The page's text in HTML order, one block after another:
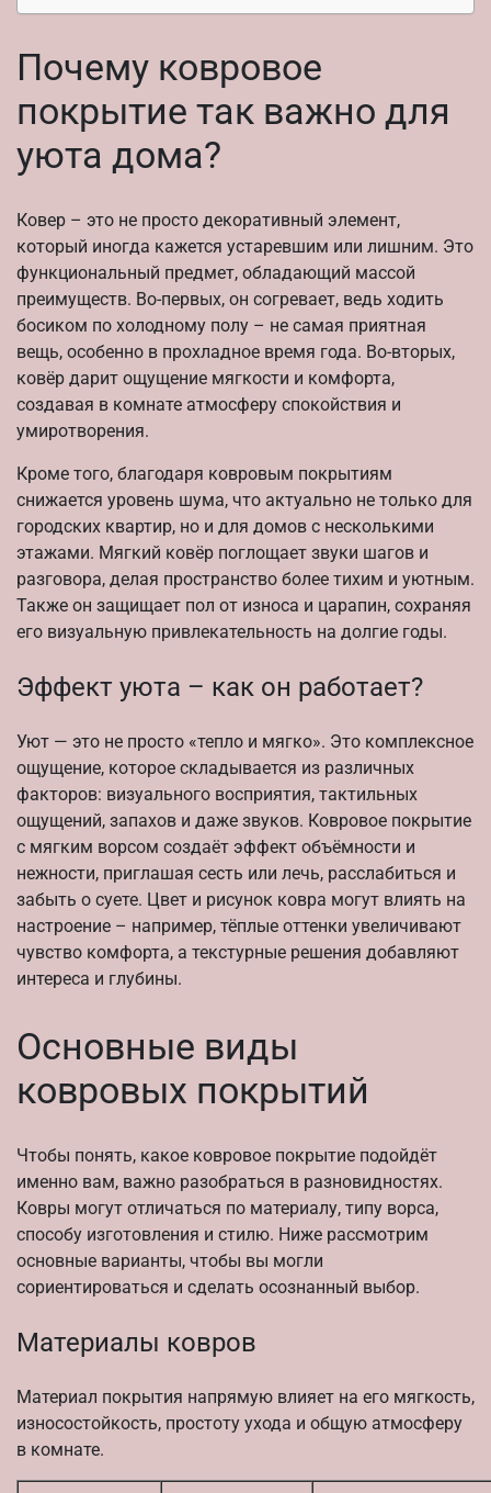
Почему ковровое
покрытие так важно для
уюта дома?
Ковер – это не просто декоративный элемент,
который иногда кажется устаревшим или лишним. Это
функциональный предмет, обладающий массой
преимуществ. Во-первых, он согревает, ведь ходить
босиком по холодному полу – не самая приятная
вещь, особенно в прохладное время года. Во-вторых,
ковёр дарит ощущение мягкости и комфорта,
создавая в комнате атмосферу спокойствия и
умиротворения.
Кроме того, благодаря ковровым покрытиям
снижается уровень шума, что актуально не только для
городских квартир, но и для домов с несколькими
этажами. Мягкий ковёр поглощает звуки шагов и
разговора, делая пространство более тихим и уютным.
Также он защищает пол от износа и царапин, сохраняя
его визуальную привлекательность на долгие годы.
Эффект уюта – как он работает?
Уют — это не просто «тепло и мягко». Это комплексное
ощущение, которое складывается из различных
факторов: визуального восприятия, тактильных
ощущений, запахов и даже звуков. Ковровое покрытие
с мягким ворсом создаёт эффект объёмности и
нежности, приглашая сесть или лечь, расслабиться и
забыть о суете. Цвет и рисунок ковра могут влиять на
настроение – например, тёплые оттенки увеличивают
чувство комфорта, а текстурные решения добавляют
интереса и глубины.
Основные виды
ковровых покрытий
Чтобы понять, какое ковровое покрытие подойдёт
именно вам, важно разобраться в разновидностях.
Ковры могут отличаться по материалу, типу ворса,
способу изготовления и стилю. Ниже рассмотрим
основные варианты, чтобы вы могли
сориентироваться и сделать осознанный выбор.
Материалы ковров
Материал покрытия напрямую влияет на его мягкость,
износостойкость, простоту ухода и общую атмосферу
в комнате.